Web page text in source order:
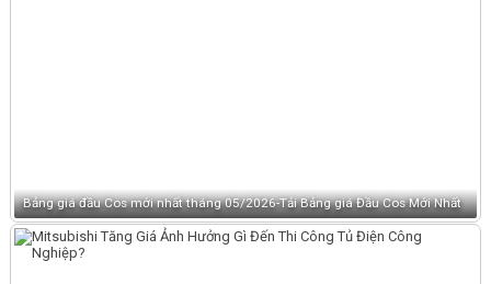
Bảng giá đầu Cos mới nhất tháng 05/2026-Tải Bảng giá Đầu Cos Mới Nhất